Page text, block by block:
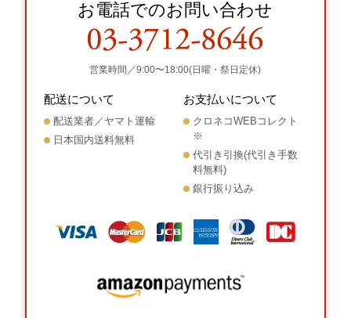
お電話でのお問い合わせ
営業時間／9:00〜18:00(日曜・祭日定休)
配送について
配送業者／ヤマト運輸
日本国内送料無料
お支払いについて
クロネコWEBコレクト
※
代引き引換(代引き手数
料無料)
銀行振り込み